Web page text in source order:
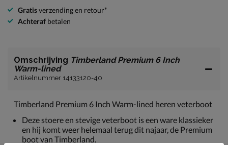
Gratisverzending en retour*
Achteraf betalen
Omschrijving Timberland Premium 6 Inch
Warm-lined
Artikelnummer 14133120-40
Timberland Premium 6 Inch Warm-lined heren veterboot
Deze stoere en stevige veterboot is een ware klassieker
en hij komt weer helemaal terug dit najaar, de Premium
boot van Timberland.